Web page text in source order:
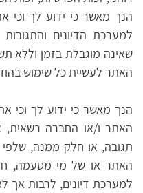
הנך מאשר כי ידוע לך וכי
למערכת הדיונים
שאינה מוגבלת בזמן וללא
האתר לעשיית כל שימוש
הנך מאשר כי ידוע לך וכי
האתר ו/או החברה רשאית,
תגובה, או חלק ממנה,
האתר או של מי מטעמה,
למערכת דיונים, לרבות אך